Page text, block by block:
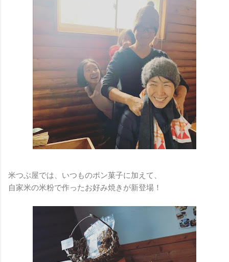
米つぶ屋では、いつものポン菓子に加えて、
自家米の米粉で作ったお好み焼きが新登場！